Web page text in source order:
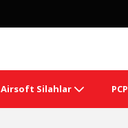
Airsoft Silahlar